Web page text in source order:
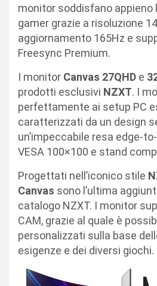
monitor soddisfano appieno
gamer grazie a risoluzione
aggiornamento 165Hz e
Freesync Premium.
I monitor Canvas 27QHD e
prodotti esclusivi NZXT. I
perfettamente ai setup PC
caratterizzati da un design
un’impeccabile resa edge-
VESA 100×100 e stand
Progettati nell’iconico stile
Canvas sono l’ultima
catalogo NZXT. I monitor
CAM, grazie al quale è
personalizzati sulla base
esigenze e dei diversi giochi.